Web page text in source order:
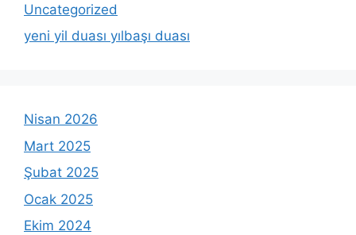
Uncategorized
yeni yil duası yılbaşı duası
Nisan 2026
Mart 2025
Şubat 2025
Ocak 2025
Ekim 2024